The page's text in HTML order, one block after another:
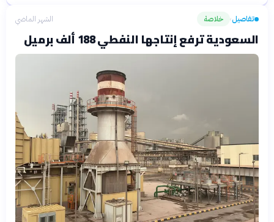
تفاصيل› خلاصة الشهر الماضي
السعودية ترفع إنتاجها النفطي 188 ألف برميل